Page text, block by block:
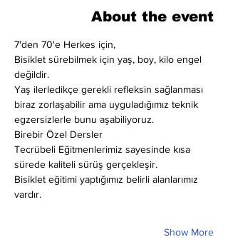
About the event
7'den 70'e Herkes için,
Bisiklet sürebilmek için yaş, boy, kilo engel
değildir.
Yaş ilerledikçe gerekli refleksin sağlanması
biraz zorlaşabilir ama uyguladığımız teknik
egzersizlerle bunu aşabiliyoruz.
Birebir Özel Dersler
Tecrübeli Eğitmenlerimiz sayesinde kısa
sürede kaliteli sürüş gerçekleşir.
Bisiklet eğitimi yaptığımız belirli alanlarımız
vardır.
Show More